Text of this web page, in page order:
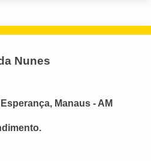
Nunes
Manaus - AM